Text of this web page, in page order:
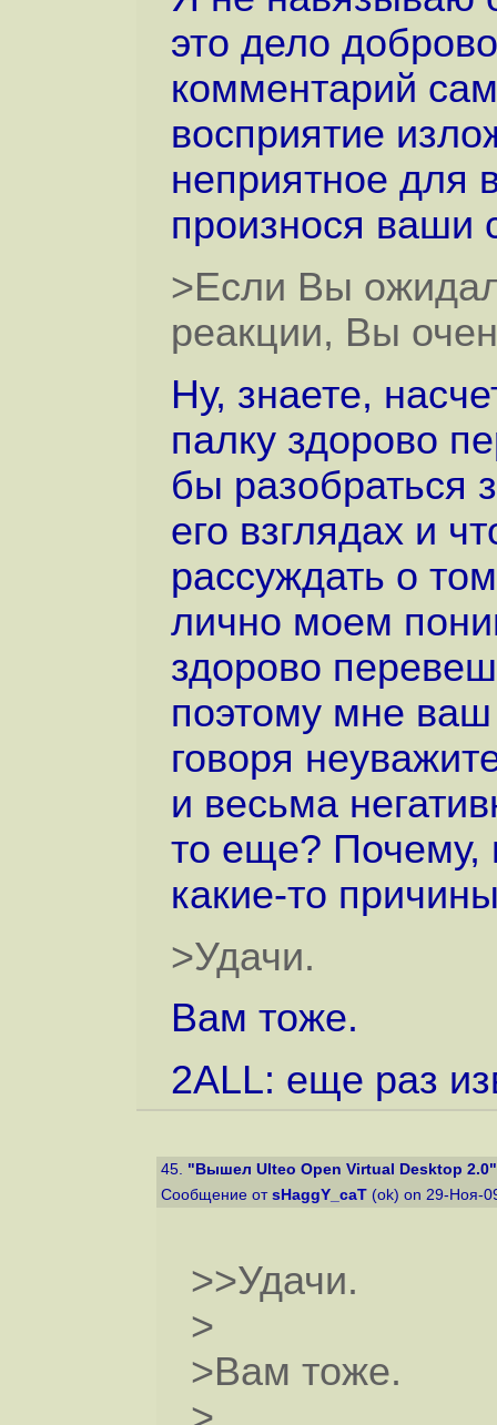
это дело
комментарий
восприятие
неприятное для
произнося ваши
>Если Вы
реакции, Вы
Ну, знаете,
палку здорово
бы разобраться
его взглядах и
рассуждать о
лично моем
здорово
поэтому мне
говоря
и весьма
то еще? Почему,
какие-то
>Удачи.
Вам тоже.
2ALL: еще раз
45. "Вышел Ulteo Open Virtual Desktop 2.0"
Сообщение от sHaggY_caT (ok) on 29-Ноя-
>>Удачи.
>
>Вам тоже.